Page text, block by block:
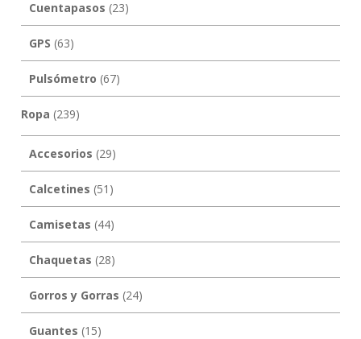
Cuentapasos (23)
GPS (63)
Pulsómetro (67)
Ropa (239)
Accesorios (29)
Calcetines (51)
Camisetas (44)
Chaquetas (28)
Gorros y Gorras (24)
Guantes (15)